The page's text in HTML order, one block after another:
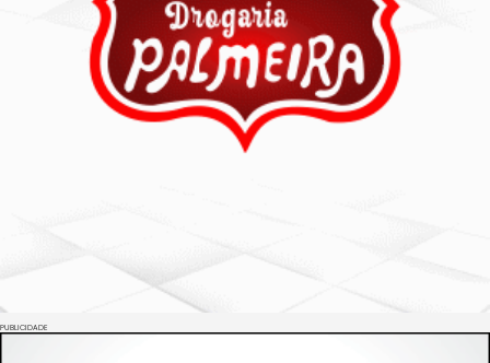
PUBLICIDADE